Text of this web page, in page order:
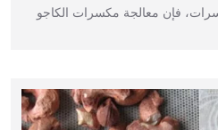
فإن معالجة مكسرات الكاجو